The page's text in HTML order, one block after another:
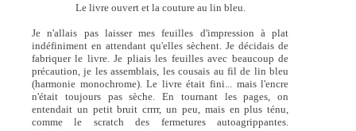
Le livre ouvert et la couture au lin bleu.
Je n'allais pas laisser mes feuilles d'impression à plat
indéfiniment en attendant qu'elles sèchent. Je décidais de
fabriquer le livre. Je pliais les feuilles avec beaucoup de
précaution, je les assemblais, les cousais au fil de lin bleu
(harmonie monochrome). Le livre était fini... mais l'encre
n'était toujours pas sèche. En tournant les pages, on
entendait un petit bruit crrrr, un peu, mais en plus ténu,
comme le scratch des fermetures autoagrippantes.